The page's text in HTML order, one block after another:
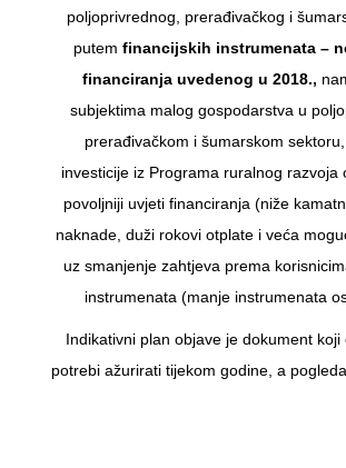
poljoprivrednog, prerađivačkog i
putem financijskih instrumenata –
financiranja uvedenog u 2018.,
subjektima malog gospodarstva u
prerađivačkom i šumarskom
investicije iz Programa ruralnog razvoja
povoljniji uvjeti financiranja (niže
naknade, duži rokovi otplate i veća
uz smanjenje zahtjeva prema
instrumenata (manje instrumenata
Indikativni plan objave je dokument
potrebi ažurirati tijekom godine, a